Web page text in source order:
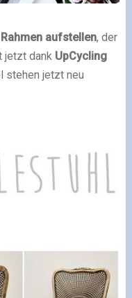
aufstellen, der
jetzt dank UpCycling
stehen jetzt neu